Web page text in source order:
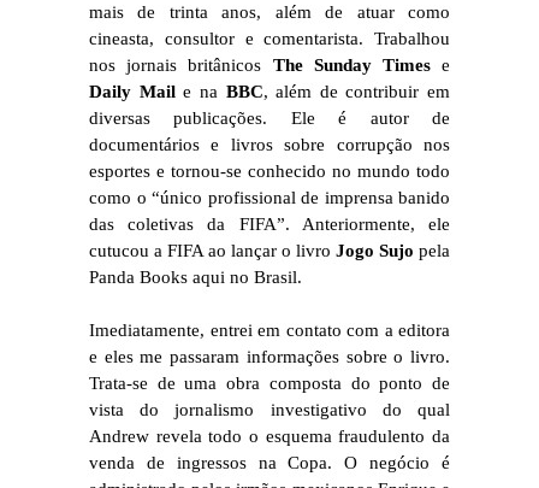
mais de trinta anos, além de atuar como
cineasta, consultor e comentarista. Trabalhou
nos jornais britânicos The Sunday Timese
Daily Maile na BBC, além de contribuir em
diversas publicações. Ele é autor de
documentários e livros sobre corrupção nos
esportes e tornou-se conhecido no mundo todo
como o “único profissional de imprensa banido
das coletivas da FIFA”. Anteriormente, ele
cutucou a FIFA ao lançar o livro Jogo Sujo pela
Panda Books aqui no Brasil.
Imediatamente, entrei em contato com a editora
e eles me passaram informações sobre o livro.
Trata-se de uma obra composta do ponto de
vista do jornalismo investigativo do qual
Andrew revela todo o esquema fraudulento da
venda de ingressos na Copa. O negócio é